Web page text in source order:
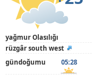
yağmur Olasılığı
rüzgâr south west
gündoğumu
05:28